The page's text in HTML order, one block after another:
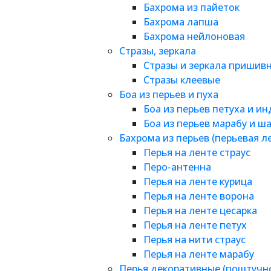
Бахрома из пайеток
Бахрома лапша
Бахрома нейлоновая
Стразы, зеркала
Стразы и зеркала
Стразы клеевые
Боа из перьев и пуха
Боа из перьев петуха и
Боа из перьев марабу и
Бахрома из перьев (перьевая
Перья на ленте страус
Перо-антенна
Перья на ленте курица
Перья на ленте ворона
Перья на ленте цесарка
Перья на ленте петух
Перья на нити страус
Перья на ленте марабу